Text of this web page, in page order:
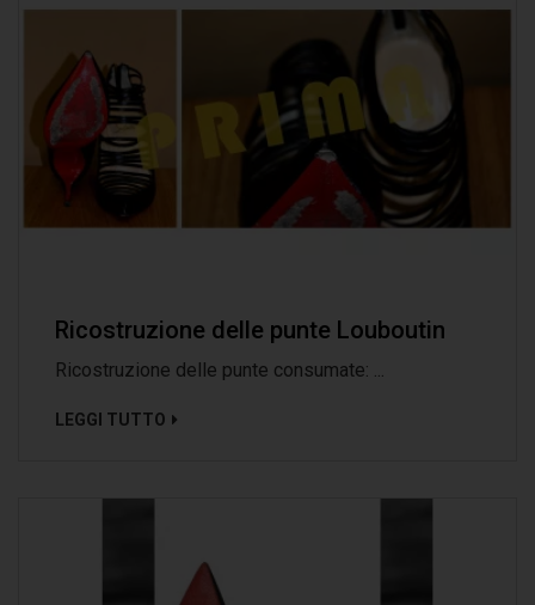
Ricostruzione delle punte Louboutin
Ricostruzione delle punte consumate: ...
LEGGI TUTTO